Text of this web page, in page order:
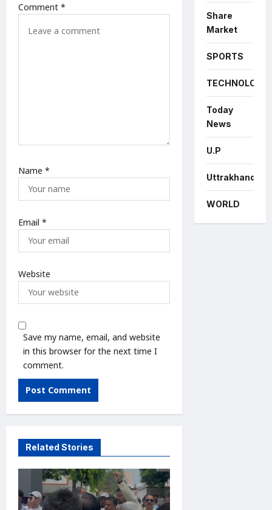
Comment *
Name *
Email *
Website
Save my name, email, and website
in this browser for the next time I
comment.
Related Stories
Share
Market
SPORTS
TECHNOLOGY
Today
News
U.P
Uttrakhand
WORLD